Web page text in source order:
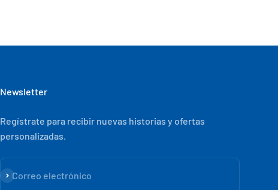
Newsletter
Regístrate para recibir nuevas historias y ofertas
personalizadas.
Correo electrónico
Suscribirse